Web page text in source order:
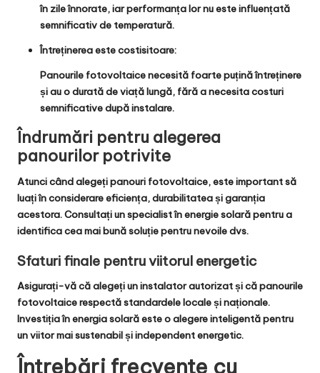
în zile înnorate, iar performanța lor nu este influențată
semnificativ de temperatură.
Întreținerea este costisitoare:
Panourile fotovoltaice necesită foarte puțină întreținere
și au o durată de viață lungă, fără a necesita costuri
semnificative după instalare.
Îndrumări pentru alegerea
panourilor potrivite
Atunci când alegeți panouri fotovoltaice, este important să
luați în considerare eficiența, durabilitatea și garanția
acestora. Consultați un specialist în energie solară pentru a
identifica cea mai bună soluție pentru nevoile dvs.
Sfaturi finale pentru viitorul energetic
Asigurați-vă că alegeți un instalator autorizat și că panourile
fotovoltaice respectă standardele locale și naționale.
Investiția în energia solară este o alegere inteligentă pentru
un viitor mai sustenabil și independent energetic.
Întrebări frecvente cu